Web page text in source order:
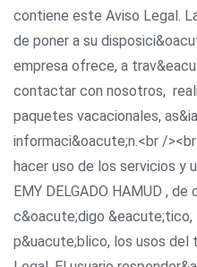
contiene este Aviso Legal.
de poner a su
empresa ofrece, a
contactar con nosotros,
paquetes vacacionales,
informaci&oacute;n.<br /
hacer uso de los servicios y
EMY DELGADO HAMUD ,
c&oacute;digo &eacute;tico,
p&uacute;blico, los usos